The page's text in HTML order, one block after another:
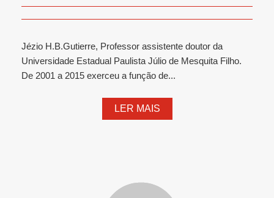
Jézio H.B.Gutierre, Professor assistente doutor da
Universidade Estadual Paulista Júlio de Mesquita Filho.
De 2001 a 2015 exerceu a função de...
LER MAIS